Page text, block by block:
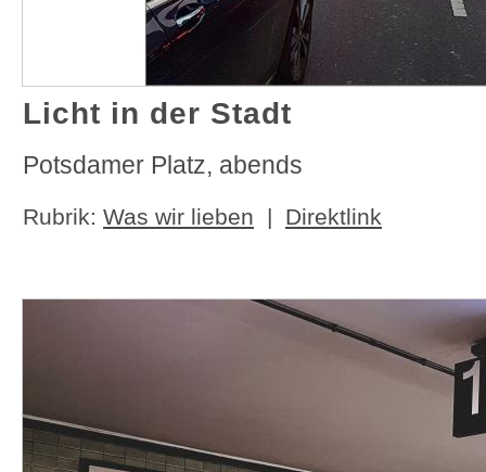
Licht in der Stadt
Potsdamer Platz, abends
Rubrik: Was wir lieben | Direktlink